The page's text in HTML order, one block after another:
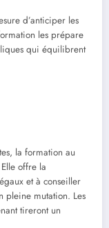
d’anticiper les
les prépare
qui équilibrent
la formation au
offre la
et à conseiller
pleine mutation. Les
tireront un